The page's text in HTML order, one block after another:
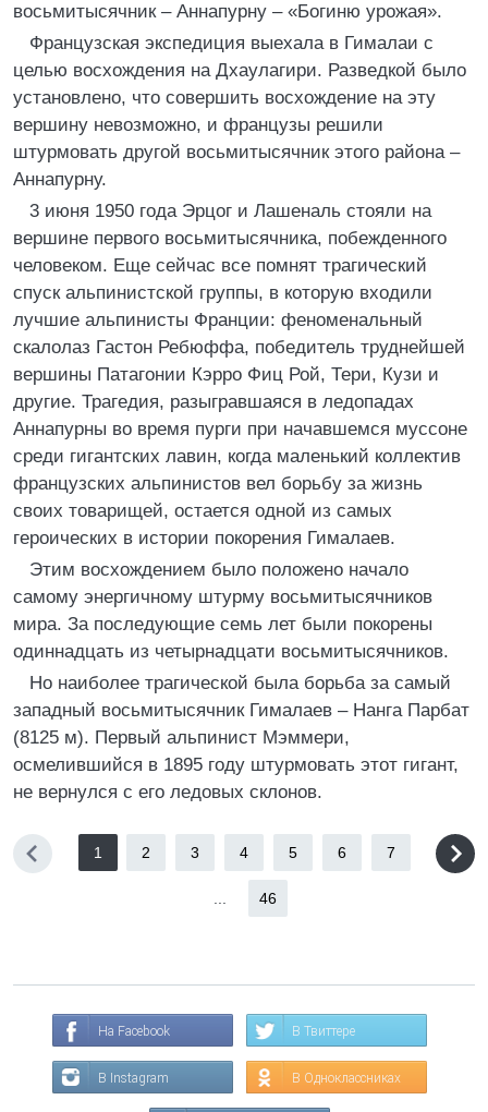
восьмитысячник – Аннапурну – «Богиню урожая».
Французская экспедиция выехала в Гималаи с
целью восхождения на Дхаулагири. Разведкой было
установлено, что совершить восхождение на эту
вершину невозможно, и французы решили
штурмовать другой восьмитысячник этого района –
Аннапурну.
3 июня 1950 года Эрцог и Лашеналь стояли на
вершине первого восьмитысячника, побежденного
человеком. Еще сейчас все помнят трагический
спуск альпинистской группы, в которую входили
лучшие альпинисты Франции: феноменальный
скалолаз Гастон Ребюффа, победитель труднейшей
вершины Патагонии Кэрро Фиц Рой, Тери, Кузи и
другие. Трагедия, разыгравшаяся в ледопадах
Аннапурны во время пурги при начавшемся муссоне
среди гигантских лавин, когда маленький коллектив
французских альпинистов вел борьбу за жизнь
своих товарищей, остается одной из самых
героических в истории покорения Гималаев.
Этим восхождением было положено начало
самому энергичному штурму восьмитысячников
мира. За последующие семь лет были покорены
одиннадцать из четырнадцати восьмитысячников.
Но наиболее трагической была борьба за самый
западный восьмитысячник Гималаев – Нанга Парбат
(8125 м). Первый альпинист Мэммери,
осмелившийся в 1895 году штурмовать этот гигант,
не вернулся с его ледовых склонов.
1 2 3 4 5 6 7
46
На Facebook В Твиттере
В Instagram В Одноклассниках